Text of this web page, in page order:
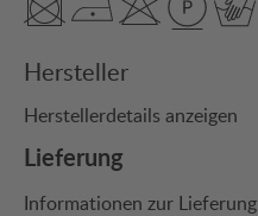
Hersteller
Herstellerdetails anzeigen
Lieferung
Informationen zur Lieferung